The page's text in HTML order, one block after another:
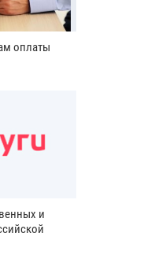
оплаты
и